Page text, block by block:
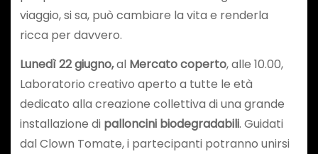
viaggio, si sa, può cambiare la vita e renderla
ricca per davvero.
Lunedì 22 giugno,al Mercato coperto, alle 10.00,
Laboratorio creativo aperto a tutte le età
dedicato alla creazione collettiva di una grande
installazione di palloncini biodegradabili. Guidati
dal Clown Tomate, i partecipanti potranno unirsi